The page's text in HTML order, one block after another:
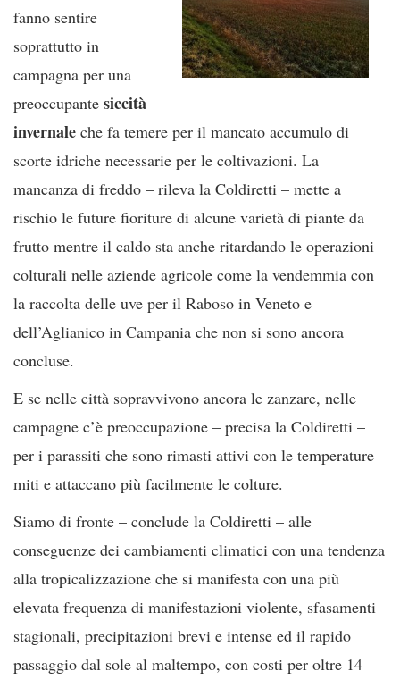
fanno sentire
soprattutto in
campagna per una
preoccupante siccità
invernale che fa temere per il mancato accumulo di
scorte idriche necessarie per le coltivazioni. La
mancanza di freddo – rileva la Coldiretti – mette a
rischio le future fioriture di alcune varietà di piante da
frutto mentre il caldo sta anche ritardando le operazioni
colturali nelle aziende agricole come la vendemmia con
la raccolta delle uve per il Raboso in Veneto e
dell’Aglianico in Campania che non si sono ancora
concluse.
E se nelle città sopravvivono ancora le zanzare, nelle
campagne c’è preoccupazione – precisa la Coldiretti –
per i parassiti che sono rimasti attivi con le temperature
miti e attaccano più facilmente le colture.
Siamo di fronte – conclude la Coldiretti – alle
conseguenze dei cambiamenti climatici con una tendenza
alla tropicalizzazione che si manifesta con una più
elevata frequenza di manifestazioni violente, sfasamenti
stagionali, precipitazioni brevi e intense ed il rapido
passaggio dal sole al maltempo, con costi per oltre 14